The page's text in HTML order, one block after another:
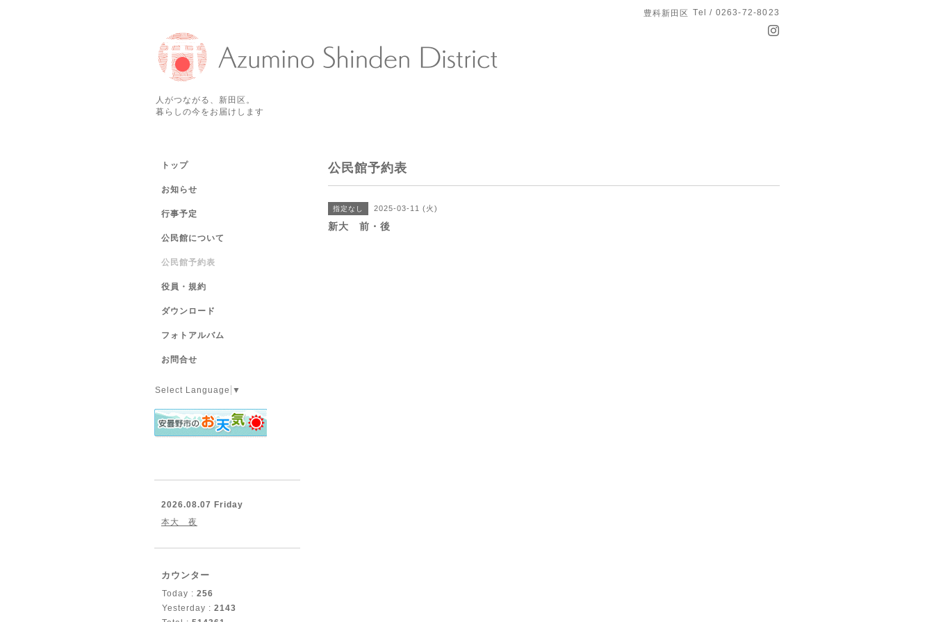
豊科新田区 Tel / 0263-72-8023
人がつながる、新田区。
暮らしの今をお届けします
公民館予約表
指定なし 2025-03-11 (火)
新大 前・後
トップ
お知らせ
行事予定
公民館について
公民館予約表
役員・規約
ダウンロード
フォトアルバム
お問合せ
Select Language ▼
2026.08.07 Friday
本大 夜
カウンター
Today : 256
Yesterday : 2143